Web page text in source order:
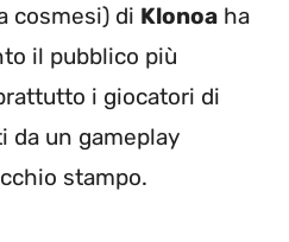
cosmesi) di Klonoa ha
il pubblico più
i giocatori di
da un gameplay
stampo.